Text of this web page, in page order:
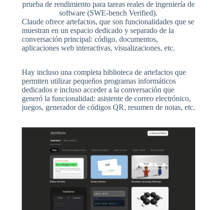
prueba de rendimiento para tareas reales de ingeniería de
software (SWE-bench Verified).
Claude ofrece artefactos, que son funcionalidades que se
muestran en un espacio dedicado y separado de la
conversación principal: código, documentos,
aplicaciones web interactivas, visualizaciones, etc.
Hay incluso una completa biblioteca de artefactos que
permiten utilizar pequeños programas informáticos
dedicados e incluso acceder a la conversación que
generó la funcionalidad: asistente de correo electrónico,
juegos, generador de códigos QR, resumen de notas, etc.